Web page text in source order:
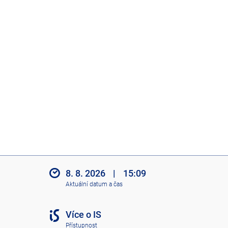
8. 8. 2026 | 15:09
Aktuální datum a čas
Více o IS
Přístupnost